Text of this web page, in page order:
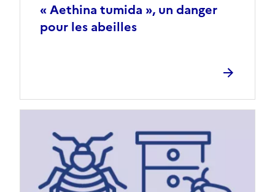
« Aethina tumida », un danger
pour les abeilles